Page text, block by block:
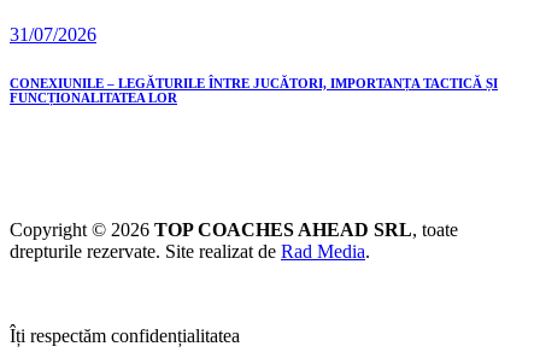
31/07/2026
CONEXIUNILE – LEGĂTURILE ÎNTRE JUCĂTORI, IMPORTANȚA TACTICĂ ȘI
FUNCȚIONALITATEA LOR
Copyright © 2026 TOP COACHES AHEAD SRL, toate
drepturile rezervate. Site realizat de Rad Media.
Îți respectăm confidențialitatea